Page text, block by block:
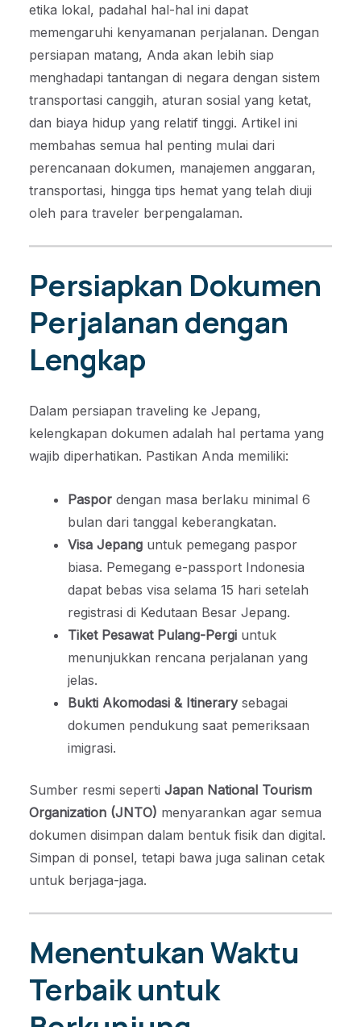
etika lokal, padahal hal-hal ini dapat
memengaruhi kenyamanan perjalanan. Dengan
persiapan matang, Anda akan lebih siap
menghadapi tantangan di negara dengan sistem
transportasi canggih, aturan sosial yang ketat,
dan biaya hidup yang relatif tinggi. Artikel ini
membahas semua hal penting mulai dari
perencanaan dokumen, manajemen anggaran,
transportasi, hingga tips hemat yang telah diuji
oleh para traveler berpengalaman.
Persiapkan Dokumen
Perjalanan dengan
Lengkap
Dalam persiapan traveling ke Jepang,
kelengkapan dokumen adalah hal pertama yang
wajib diperhatikan. Pastikan Anda memiliki:
Paspor dengan masa berlaku minimal 6
bulan dari tanggal keberangkatan.
Visa Jepang untuk pemegang paspor
biasa. Pemegang e-passport Indonesia
dapat bebas visa selama 15 hari setelah
registrasi di Kedutaan Besar Jepang.
Tiket Pesawat Pulang-Pergi untuk
menunjukkan rencana perjalanan yang
jelas.
Bukti Akomodasi & Itinerarysebagai
dokumen pendukung saat pemeriksaan
imigrasi.
Sumber resmi seperti Japan National Tourism
Organization (JNTO) menyarankan agar semua
dokumen disimpan dalam bentuk fisik dan digital.
Simpan di ponsel, tetapi bawa juga salinan cetak
untuk berjaga-jaga.
Menentukan Waktu
Terbaik untuk